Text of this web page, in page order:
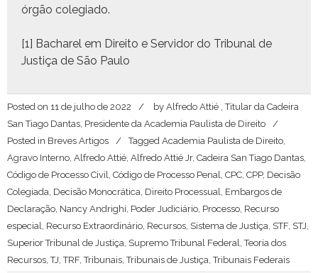
órgão colegiado.
[1] Bacharel em Dire­ito e Servi­dor do Tri­bunal de
Justiça de São Paulo
Posted on 11 de julho de 2022 by Alfredo Attié , Titular da Cadeira
San Tiago Dantas, Presidente da Academia Paulista de Direito
Posted in Breves Artigos Tagged Academia Paulista de Direito
Agravo Interno Alfredo Attié Alfredo Attié Jr, Cadeira San Tiago Dantas
Código de Processo Civil Código de Processo Penal CPC CPP, Decisão
Colegiada Decisão Monocrática Direito Processual Embargos de
Declaração Nancy Andrighi Poder Judiciário Processo Recurso
especial Recurso Extraordinário Recursos Sistema de Justiça STF STJ
Superior Tribunal de Justiça Supremo Tribunal Federal ,Teoria dos
Recursos ,TJ ,TRF ,Tribunais ,Tribunais de Justiça ,Tribunais Federais